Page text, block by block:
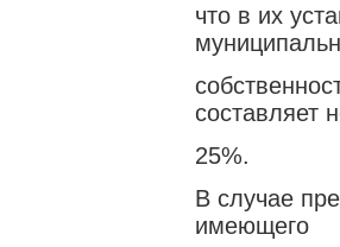
что в их
составляет
25%.
В случае
имеющего